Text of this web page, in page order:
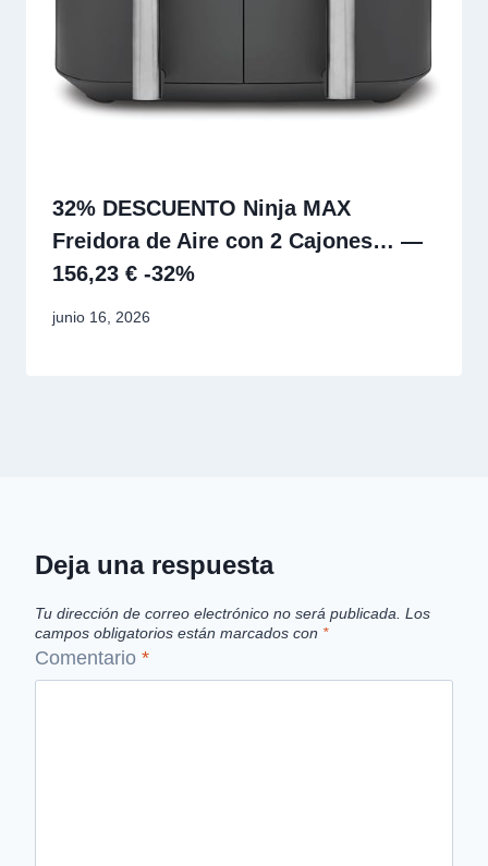
32% DESCUENTO Ninja MAX
Freidora de Aire con 2 Cajones… —
156,23 € -32%
junio 16, 2026
Deja una respuesta
Tu dirección de correo electrónico no será publicada. Los
campos obligatorios están marcados con *
Comentario *